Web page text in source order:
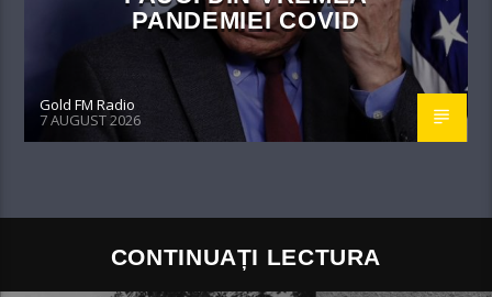
PANDEMIEI COVID
Gold FM Radio
7 AUGUST 2026
CONTINUAȚI LECTURA